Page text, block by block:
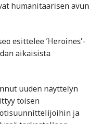
humanitaarisen avun
esittelee ’Heroines’-
aikaisista
uuden näyttelyn
toisen
ja